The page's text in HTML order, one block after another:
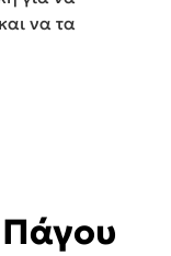
να τα